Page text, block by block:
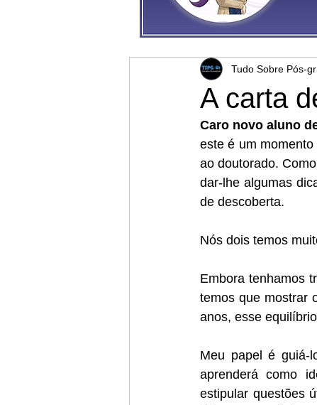
A carta
Tudo Sobre Pós-
Caro novo aluno
este é um
ao doutorado.
dar-lhe algumas
de descoberta.
Nós dois temos
Embora tenhamos
temos que mostrar
anos, esse
Meu papel é guiá-
aprenderá como
estipular questões